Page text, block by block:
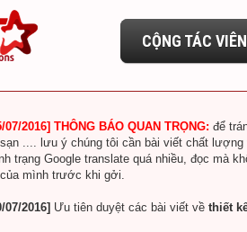
CỘNG TÁC VIÊN
07/2016] THÔNG BÁO QUAN TRỌNG: để
.... lưu ý chúng tôi cần bài viết chất
trạng Google translate quá nhiều, đọc mà
mình trước khi gởi.
07/2016] Ưu tiên duyệt các bài viết về thiết